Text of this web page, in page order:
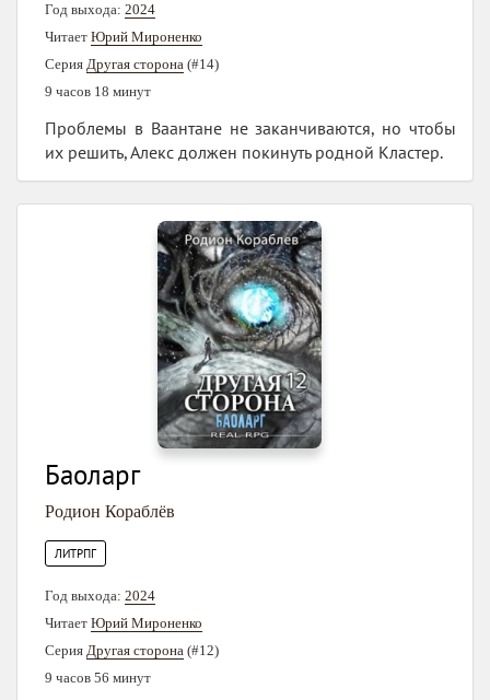
Год выхода: 2024
Читает Юрий Мироненко
Серия Другая сторона (#14)
9 часов 18 минут
Проблемы в Ваантане не заканчиваются, но чтобы
их решить, Алекс должен покинуть родной Кластер.
Баоларг
Родион Кораблёв
ЛИТРПГ
Год выхода: 2024
Читает Юрий Мироненко
Серия Другая сторона (#12)
9 часов 56 минут